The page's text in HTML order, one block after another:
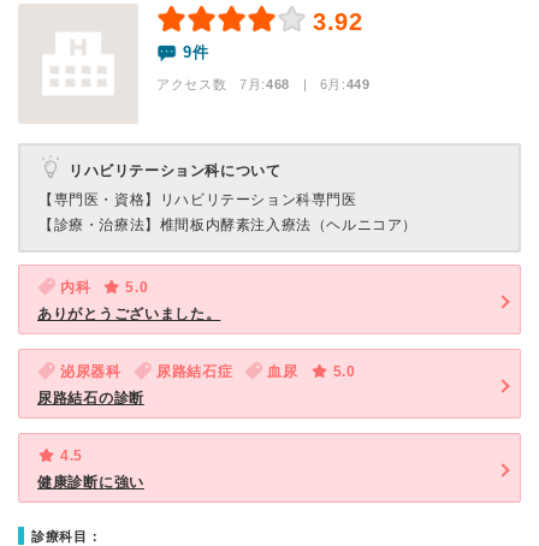
3.92
9件
アクセス数 7月:468 | 6月:449
リハビリテーション科について
【専門医・資格】
リハビリテーション科専門医
【診療・治療法】 椎間板内酵素注入療法（ヘルニコア）
内科
5.0
ありがとうございました。
泌尿器科 尿路結石症 血尿
5.0
尿路結石の診断
4.5
健康診断に強い
診療科目：